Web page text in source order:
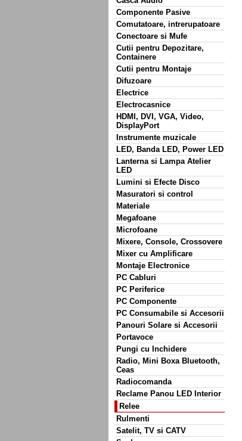
Componente Pasive
Comutatoare, intrerupatoare
Conectoare si Mufe
Cutii pentru Depozitare,
Containere
Cutii pentru Montaje
Difuzoare
Electrice
Electrocasnice
HDMI, DVI, VGA, Video,
DisplayPort
Instrumente muzicale
LED, Banda LED, Power LED
Lanterna si Lampa Atelier
LED
Lumini si Efecte Disco
Masuratori si control
Materiale
Megafoane
Microfoane
Mixere, Console, Crossovere
Mixer cu Amplificare
Montaje Electronice
PC Cabluri
PC Periferice
PC Componente
PC Consumabile si Accesorii
Panouri Solare si Accesorii
Portavoce
Pungi cu Inchidere
Radio, Mini Boxa Bluetooth,
Ceas
Radiocomanda
Reclame Panou LED Interior
Relee
Rulmenti
Satelit, TV si CATV